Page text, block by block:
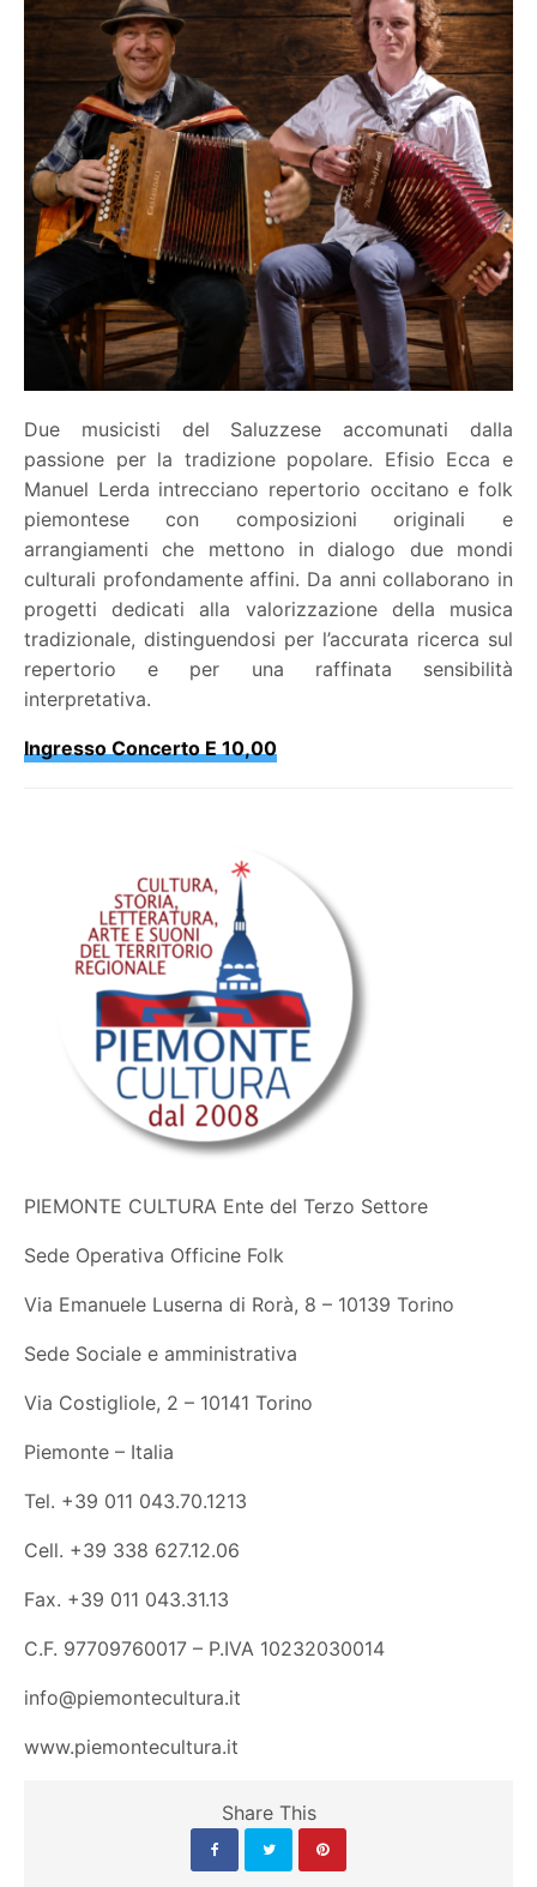
Due musicisti del Saluzzese accomunati dalla
passione per la tradizione popolare. Efisio Ecca e
Manuel Lerda intrecciano repertorio occitano e folk
piemontese con composizioni originali e
arrangiamenti che mettono in dialogo due mondi
culturali profondamente affini. Da anni collaborano in
progetti dedicati alla valorizzazione della musica
tradizionale, distinguendosi per l’accurata ricerca sul
repertorio e per una raffinata sensibilità
interpretativa.
Ingresso Concerto E 10,00
PIEMONTE CULTURA Ente del Terzo Settore
Sede Operativa Officine Folk
Via Emanuele Luserna di Rorà, 8 – 10139 Torino
Sede Sociale e amministrativa
Via Costigliole, 2 – 10141 Torino
Piemonte – Italia
Tel. +39 011 043.70.1213
Cell. +39 338 627.12.06
Fax. +39 011 043.31.13
C.F. 97709760017 – P.IVA 10232030014
info@piemontecultura.it
www.piemontecultura.it
Share This